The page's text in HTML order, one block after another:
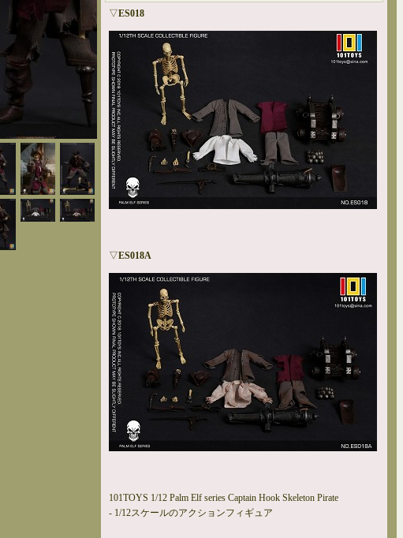
▽ES018
▽ES018A
101TOYS 1/12 Palm Elf series Captain Hook Skeleton Pirate
- 1/12スケールのアクションフィギュア